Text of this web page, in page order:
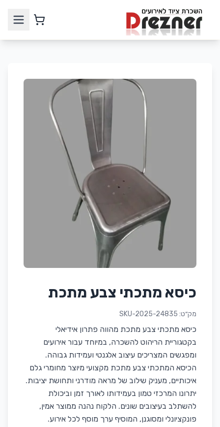
כיסא מתכתי צבע מתכת
מק״ט: SKU-2025-24835
כיסא מתכתי צבע מתכת מהווה פתרון אידיאלי
בקטגוריית הריהוט להשכרה, במיוחד עבור אירועים
ומפגשים המצריכים עיצוב אלגנטי ועמידות גבוהה.
הכיסא המתכתי צבע מתכת מקצועי מיוצר מחומרי גלם
איכותיים, מעניק שילוב של מראה מודרני ותחושת יציבות.
יתרונו המרכזי טמון בעמידותו לאורך זמן וביכולת
להשתלב בעיצובים שונים. הלקוח נהנה ממוצר אמין,
פונקציונלי ומסוגנן, המוסיף ערך מוסף לכל אירוע.